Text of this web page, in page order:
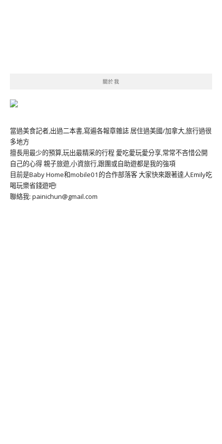
關於我
當過美食記者,出過二本書,寫遍各報章雜誌 居住過美國/加拿大,旅行過很
多地方
擅長用最少的預算,玩出最精采的行程 愛吃愛玩愛分享,常常不吝惜公開
自己的心得 親子旅遊,小資旅行,跟團或自助遊都是我的強項
目前是Baby Home和mobile01的合作部落客 大家快來跟著達人Emily吃
喝玩樂省錢遊吧!
聯絡我: painichun@gmail.com